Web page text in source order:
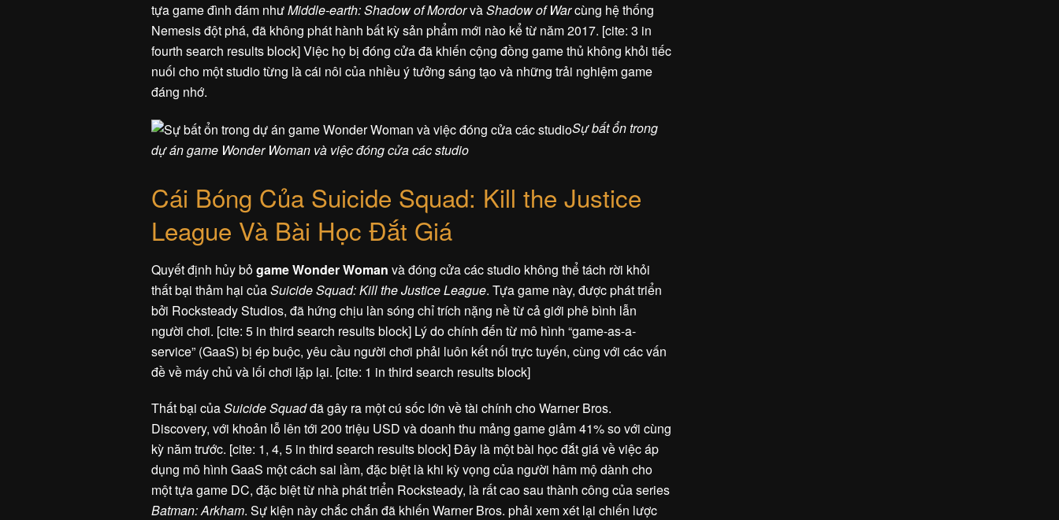
tựa game đình đám nhưMiddle-earth: Shadow of MordorvàShadow of Warcùng hệ thống
Nemesis đột phá, đã không phát hành bất kỳ sản phẩm mới nào kể từ năm 2017. [cite: 3 in
fourth search results block] Việc họ bị đóng cửa đã khiến cộng đồng game thủ không khỏi tiếc
nuối cho một studio từng là cái nôi của nhiều ý tưởng sáng tạo và những trải nghiệm game
đáng nhớ.
Sự bất ổn trong
dự án game Wonder Woman và việc đóng cửa các studio
Cái Bóng Của Suicide Squad: Kill the Justice
League Và Bài Học Đắt Giá
Quyết định hủy bỏgame Wonder Woman và đóng cửa các studio không thể tách rời khỏi
thất bại thảm hại củaSuicide Squad: Kill the Justice League. Tựa game này, được phát triển
bởi Rocksteady Studios, đã hứng chịu làn sóng chỉ trích nặng nề từ cả giới phê bình lẫn
người chơi. [cite: 5 in third search results block] Lý do chính đến từ mô hình “game-as-a-
service” (GaaS) bị ép buộc, yêu cầu người chơi phải luôn kết nối trực tuyến, cùng với các vấn
đề về máy chủ và lối chơi lặp lại. [cite: 1 in third search results block]
Thất bại củaSuicide Squadđã gây ra một cú sốc lớn về tài chính cho Warner Bros.
Discovery, với khoản lỗ lên tới 200 triệu USD và doanh thu mảng game giảm 41% so với cùng
kỳ năm trước. [cite: 1, 4, 5 in third search results block] Đây là một bài học đắt giá về việc áp
dụng mô hình GaaS một cách sai lầm, đặc biệt là khi kỳ vọng của người hâm mộ dành cho
một tựa game DC, đặc biệt từ nhà phát triển Rocksteady, là rất cao sau thành công của series
Batman: Arkham. Sự kiện này chắc chắn đã khiến Warner Bros. phải xem xét lại chiến lược